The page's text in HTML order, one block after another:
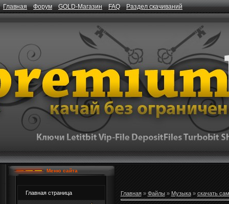
Главная Форум GOLD-Магазин FAQ Раздел скачиваний
Меню сайта
Главная страница Главная» Файлы» Музыка» скачать